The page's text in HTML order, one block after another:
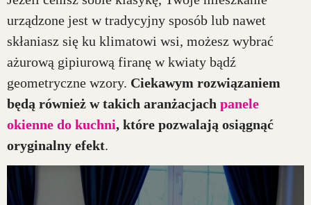
urządzone jest w tradycyjny sposób lub nawet
skłaniasz się ku klimatowi wsi, możesz wybrać
ażurową gipiurową firanę w kwiaty bądź
geometryczne wzory. Ciekawym rozwiązaniem
będą również w takich aranżacjach panele
okienne do kuchni, które pozwalają osiągnąć
oryginalny efekt.